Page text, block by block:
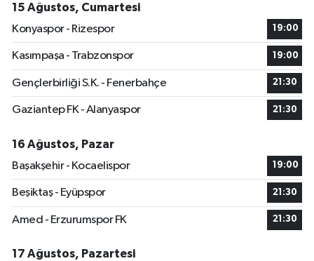
15 Ağustos, Cumartesi
Konyaspor - Rizespor
19:00
Kasımpaşa - Trabzonspor 19:00
Gençlerbirliği S.K. - Fenerbahçe 21:30
Gaziantep FK - Alanyaspor 21:30
16 Ağustos, Pazar
Başakşehir - Kocaelispor
19:00
Beşiktaş - Eyüpspor 21:30
Amed - Erzurumspor FK 21:30
17 Ağustos, Pazartesi